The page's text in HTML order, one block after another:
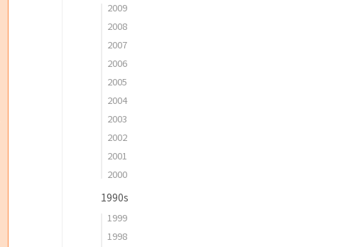
2009
2008
2007
2006
2005
2004
2003
2002
2001
2000
1990s
1999
1998